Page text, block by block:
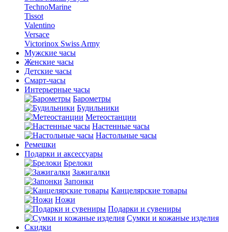
TechnoMarine
Tissot
Valentino
Versace
Victorinox Swiss Army
Мужские часы
Женские часы
Детские часы
Смарт-часы
Интерьерные часы
Барометры
Будильники
Метеостанции
Настенные часы
Настольные часы
Ремешки
Подарки и аксессуары
Брелоки
Зажигалки
Запонки
Канцелярские товары
Ножи
Подарки и сувениры
Сумки и кожаные изделия
Скидки